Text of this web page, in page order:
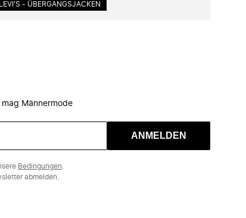
LEVI'S - ÜBERGANGSJACKEN
mag Männermode
ANMELDEN
Bedingungen
abmelden.